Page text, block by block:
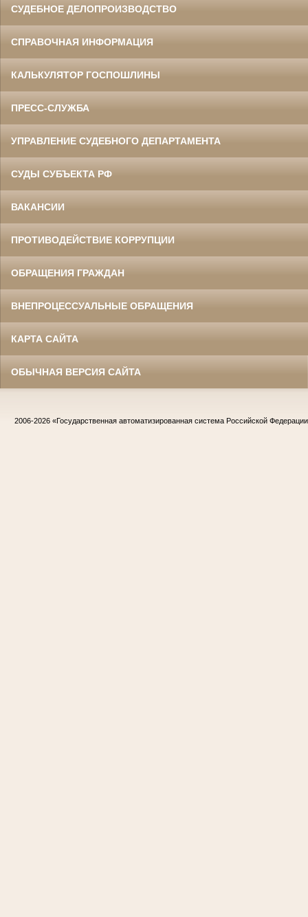
СУДЕБНОЕ ДЕЛОПРОИЗВОДСТВО
СПРАВОЧНАЯ ИНФОРМАЦИЯ
КАЛЬКУЛЯТОР ГОСПОШЛИНЫ
ПРЕСС-СЛУЖБА
УПРАВЛЕНИЕ СУДЕБНОГО ДЕПАРТАМЕНТА
СУДЫ СУБЪЕКТА РФ
ВАКАНСИИ
ПРОТИВОДЕЙСТВИЕ КОРРУПЦИИ
ОБРАЩЕНИЯ ГРАЖДАН
ВНЕПРОЦЕССУАЛЬНЫЕ ОБРАЩЕНИЯ
КАРТА САЙТА
ОБЫЧНАЯ ВЕРСИЯ САЙТА
2006-2026 «Государственная автоматизированная система Российской